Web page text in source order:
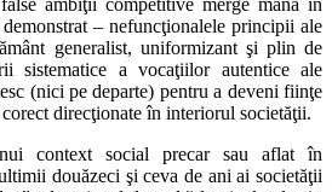
– nefuncţionalele principii ale
generalist, uniformizant şi plin de
sistematice a vocaţiilor autentice ale
(nici pe departe) pentru a deveni fiinţe
direcţionate în interiorul societăţii.
context social precar sau aflat în
douăzeci şi ceva de ani ai societăţii